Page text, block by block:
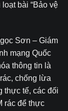
bài “Bảo vệ
Sơn – Giám
mạng Quốc
thông tin là
chống lừa
thực tế, các đối
rác để thực